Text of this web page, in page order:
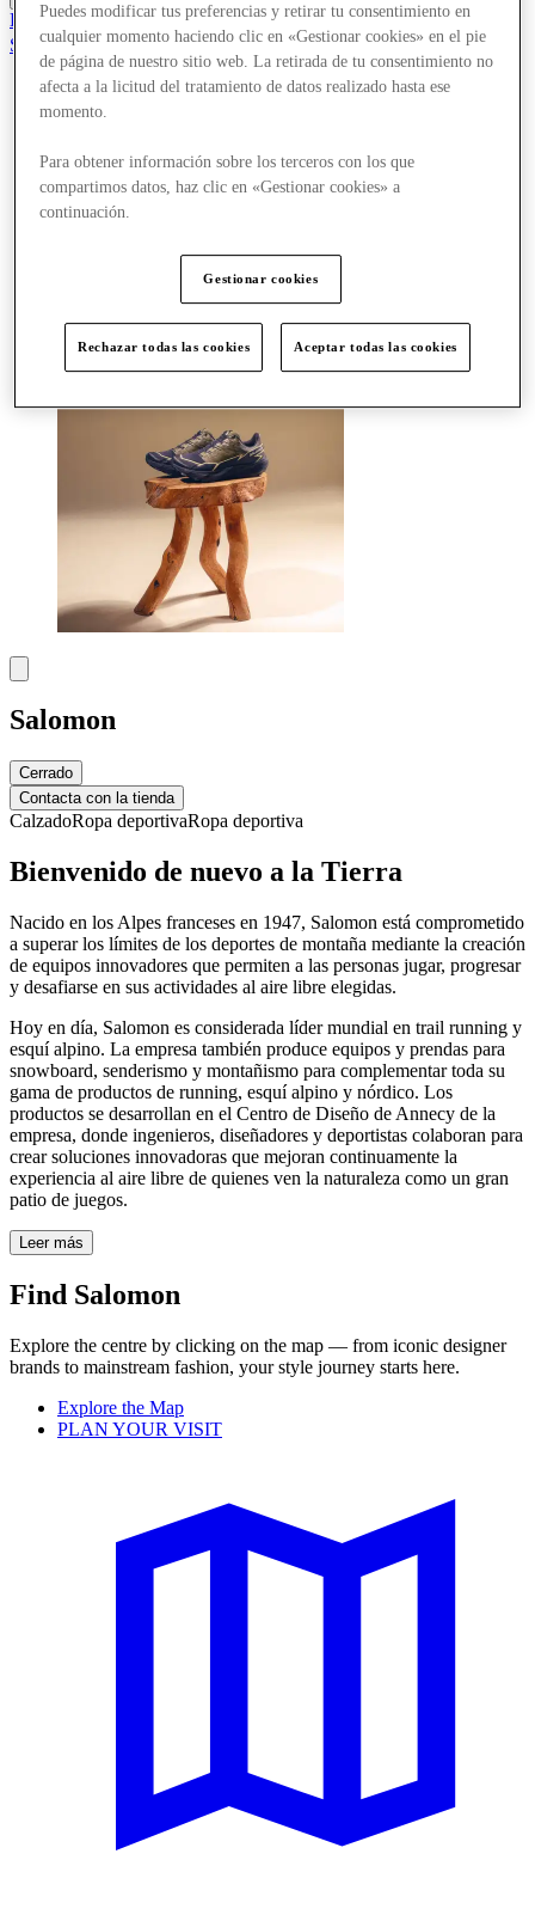
El Club
Salvado
es
Tiendas
¿Qué pasa?
Comer y beber
Servicios
Salomon
Cerrado
Contacta con la tienda
CalzadoRopa deportivaRopa deportiva
Bienvenido de nuevo a la Tierra
Nacido en los Alpes franceses en 1947, Salomon está comprometido
a superar los límites de los deportes de montaña mediante la creación
de equipos innovadores que permiten a las personas jugar, progresar
y desafiarse en sus actividades al aire libre elegidas.
Hoy en día, Salomon es considerada líder mundial en trail running y
esquí alpino. La empresa también produce equipos y prendas para
snowboard, senderismo y montañismo para complementar toda su
gama de productos de running, esquí alpino y nórdico. Los
productos se desarrollan en el Centro de Diseño de Annecy de la
empresa, donde ingenieros, diseñadores y deportistas colaboran para
crear soluciones innovadoras que mejoran continuamente la
experiencia al aire libre de quienes ven la naturaleza como un gran
patio de juegos.
Leer más
Find Salomon
Explore the centre by clicking on the map — from iconic designer
brands to mainstream fashion, your style journey starts here.
Explore the Map
PLAN YOUR VISIT
Puedes modificar tus preferencias y retirar tu consentimiento en
cualquier momento haciendo clic en «Gestionar cookies» en el pie
de página de nuestro sitio web. La retirada de tu consentimiento no
afecta a la licitud del tratamiento de datos realizado hasta ese
momento.
Para obtener información sobre los terceros con los que
compartimos datos, haz clic en «Gestionar cookies» a
continuación.
Gestionar cookies
Rechazar todas las cookies Aceptar todas las cookies